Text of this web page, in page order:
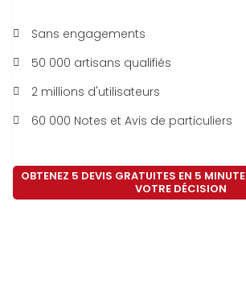
Sans engagements
50 000 artisans qualifiés
2 millions d'utilisateurs
60 000 Notes et Avis de particuliers
OBTENEZ 5 DEVIS GRATUITES EN 5
VOTRE DÉCISION